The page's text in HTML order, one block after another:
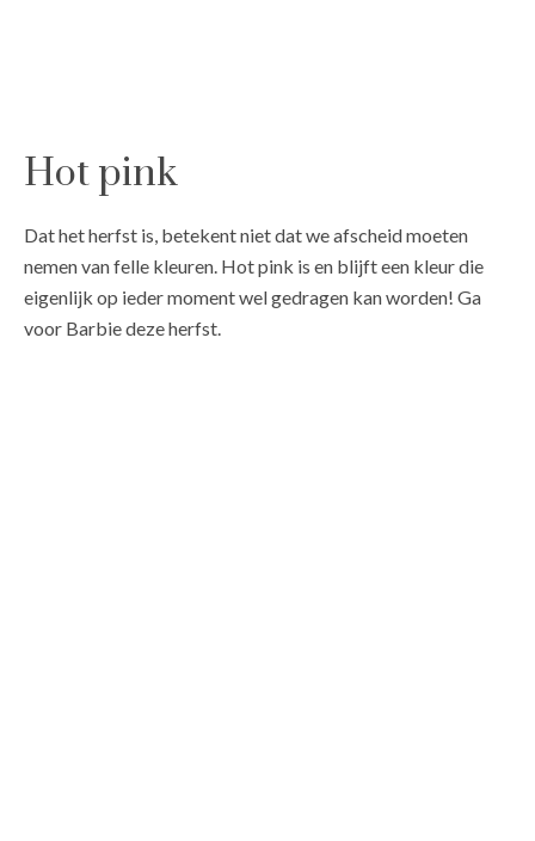
Hot pink
Dat het herfst is, betekent niet dat we afscheid moeten
nemen van felle kleuren. Hot pink is en blijft een kleur die
eigenlijk op ieder moment wel gedragen kan worden! Ga
voor Barbie deze herfst.